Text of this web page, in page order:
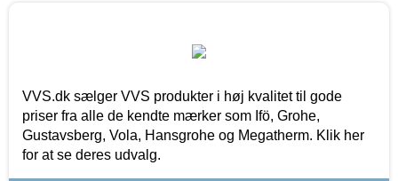
VVS.dk sælger VVS produkter i høj kvalitet til gode
priser fra alle de kendte mærker som Ifö, Grohe,
Gustavsberg, Vola, Hansgrohe og Megatherm. Klik her
for at se deres udvalg.